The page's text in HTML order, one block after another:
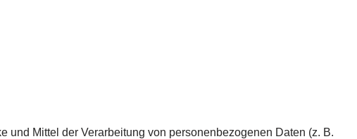
Mittel der Verarbeitung von personenbezogenen Daten (z. B.